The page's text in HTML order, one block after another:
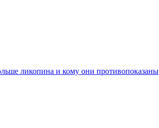
ликопина и кому они противопоказаны